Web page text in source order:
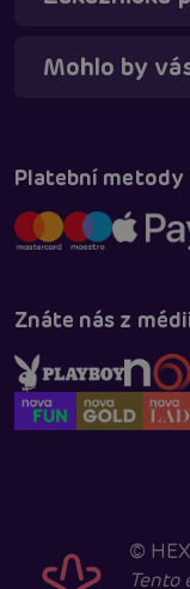
Mohlo by
Platební metody
Znáte nás z
©
Tento